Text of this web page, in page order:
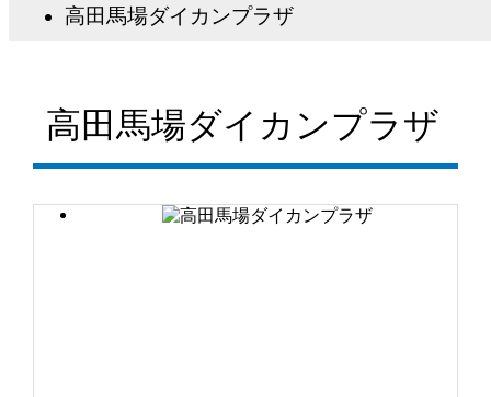
REMORAL
高田馬場ダイカンプラザ
高田馬場ダイカンプラザ